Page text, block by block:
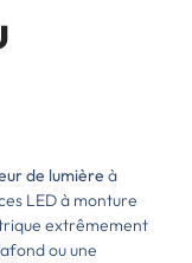
de lumière à
LED à monture
extrêmement
ou une